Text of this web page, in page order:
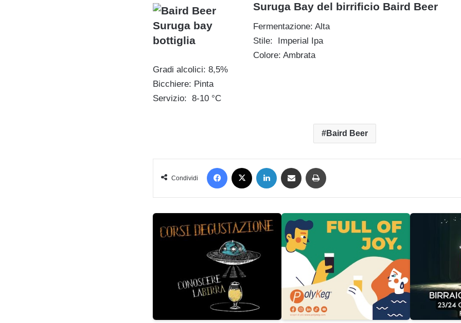
Suruga Bay del birrificio Baird Beer
Fermentazione: Alta
Stile: Imperial Ipa
Colore: Ambrata
Gradi alcolici: 8,5%
Bicchiere: Pinta
Servizio: 8-10 °C
Baird Beer
Condividi
Facebook LinkedIn Condividi via mail